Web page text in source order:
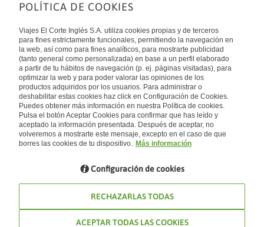
Sobre nosotros
Quiénes somos
Financiación
Sostenibilidad
Turismo accesible
Tarjeta El Corte Inglés
Trabaja con nosotros
El Corte Inglés
Canal Ético
Enlaces de interés
Guías de viaje
Catálogos
Auto check-in
Condiciones Generales
Política de privacidad
Política de cookies
Accesibilidad
Empresas/ Grupos
Internacional
España
Visita nuestro blog
Blog de Viajes el Corte inglés
POLÍTICA DE COOKIES
Viajes El Corte Inglés S.A. utiliza cookies propias y de terceros
para fines estrictamente funcionales, permitiendo la navegación en
la web, así como para fines analíticos, para mostrarte publicidad
(tanto general como personalizada) en base a un perfil elaborado
a partir de tu hábitos de navegación (p. ej. páginas visitadas), para
optimizar la web y para poder valorar las opiniones de los
productos adquiridos por los usuarios. Para administrar o
deshabilitar estas cookies haz click en Configuración de Cookies.
Puedes obtener más información en nuestra Política de cookies.
Pulsa el botón Aceptar Cookies para confirmar que has leído y
aceptado la información presentada. Después de aceptar, no
volveremos a mostrarte este mensaje, excepto en el caso de que
borres las cookies de tu dispositivo. Más información
Configuración de cookies
RECHAZARLAS TODAS
ACEPTAR TODAS LAS COOKIES